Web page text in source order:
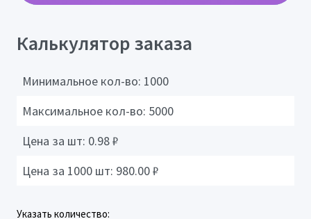
Калькулятор заказа
Минимальное кол-во: 1000
Максимальное кол-во: 5000
Цена за шт: 0.98₽
Цена за 1000 шт: 980.00₽
Указать количество: